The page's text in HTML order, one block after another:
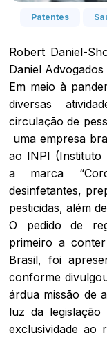
Patentes
Robert Daniel-
Daniel Advogados
Em meio à
diversas
circulação de
uma empresa
ao INPI (Instituto
a marca
desinfetantes,
pesticidas, além
O pedido de
primeiro a
Brasil, foi
conforme
árdua missão de
luz da legislação
exclusividade ao